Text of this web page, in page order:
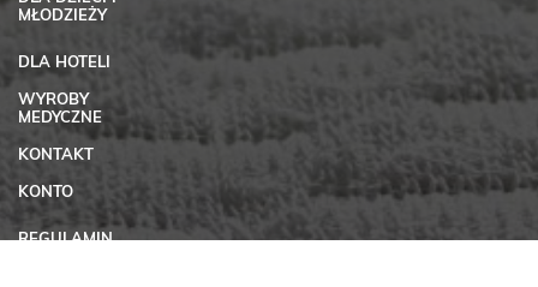
MŁODZIEŻY
DLA HOTELI
WYROBY
MEDYCZNE
KONTAKT
KONTO
REGULAMIN